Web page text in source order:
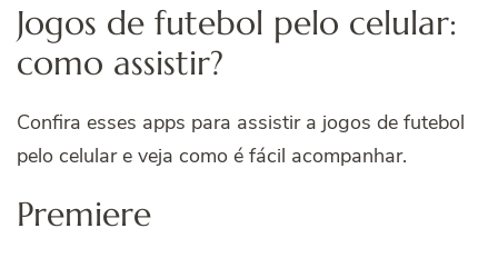
Jogos de futebol pelo celular:
como assistir?
Confira esses apps para assistir a jogos de futebol
pelo celular e veja como é fácil acompanhar.
Premiere